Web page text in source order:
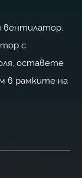
вентилатор,
с
оставете
в рамките на